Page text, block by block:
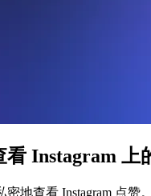
Instagram 上
密地查看 Instagram 点赞